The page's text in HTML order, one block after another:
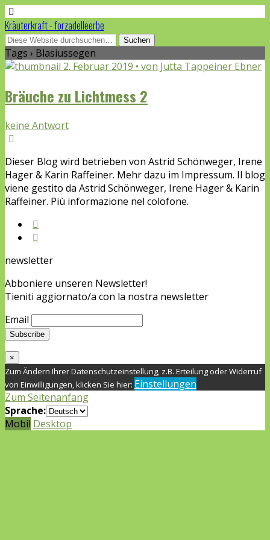
Kräuterkraft - forzadelleerbe
Tags › Blasiussegen
2. Februar 2019 • von Jutta Tappeiner Ebner
Bräuche zu Lichtmess 2
keine Antwort
Dieser Blog wird betrieben von Astrid Schönweger, Irene
Hager & Karin Raffeiner. Mehr dazu im Impressum. Il blog
viene gestito da Astrid Schönweger, Irene Hager & Karin
Raffeiner. Più informazione nel colofone.
newsletter
Abboniere unseren Newsletter!
Tieniti aggiornato/a con la nostra newsletter
Email
×
Zum Ändern Ihrer Datenschutzeinstellung, z.B. Erteilung oder Widerruf
von Einwilligungen, klicken Sie hier: Einstellungen
Zum Seitenanfang
Sprache:
Mobil Desktop